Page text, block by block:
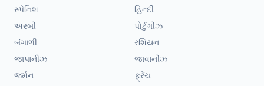
સ્પેનિશ
હિન્દી
અરબી
પોર્ટુગીઝ
બંગાળી
રશિયન
જાપાનીઝ
જાવાનીઝ
જર્મન
ફ્રેંચ